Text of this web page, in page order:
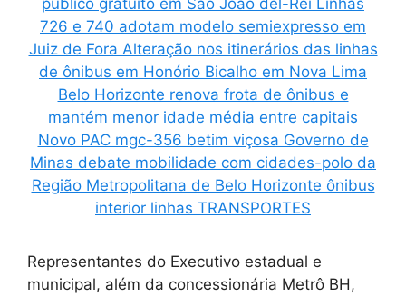
Representantes do Executivo estadual e
municipal, além da concessionária Metrô BH,